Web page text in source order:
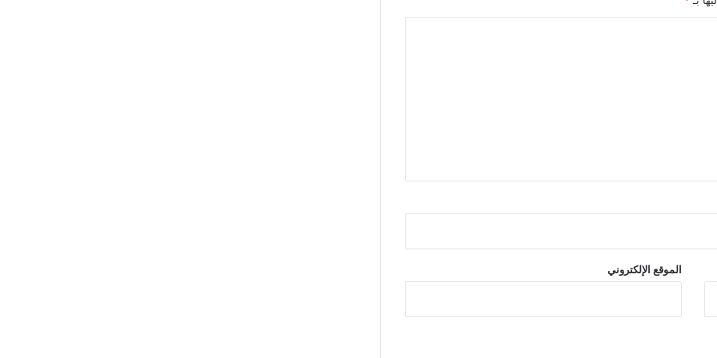
الموقع الإلكتروني